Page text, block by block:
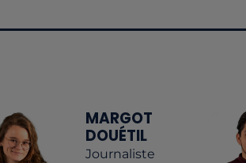
MARGOT
DOUÉTIL
Journaliste